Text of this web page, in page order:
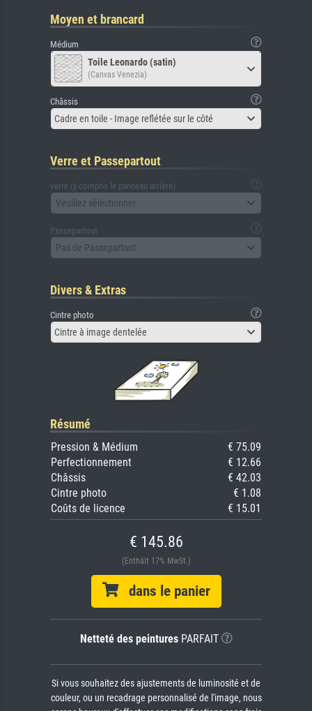
Moyen et brancard
Médium
Toile Leonardo (satin)
(Canvas Venezia)
Châssis
Cadre en toile - Image reflétée sur le côté
Verre et Passepartout
verre (y compris le panneau arrière)
Veuillez sélectionner
Passepartout
Pas de Passepartout
Divers & Extras
Cintre photo
Cintre à image dentelée
Résumé
Pression & Médium
€ 75.09
Perfectionnement
€ 12.66
Châssis
€ 42.03
Cintre photo
€ 1.08
Coûts de licence
€ 15.01
€ 145.86
(Enthält 17% MwSt.)
dans le panier
Netteté des peinturesPARFAIT
Si vous souhaitez des ajustements de luminosité et de
couleur, ou un recadrage personnalisé de l'image, nous